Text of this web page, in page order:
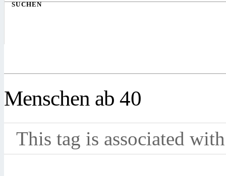
SUCHEN
Menschen ab 40
This tag is associated